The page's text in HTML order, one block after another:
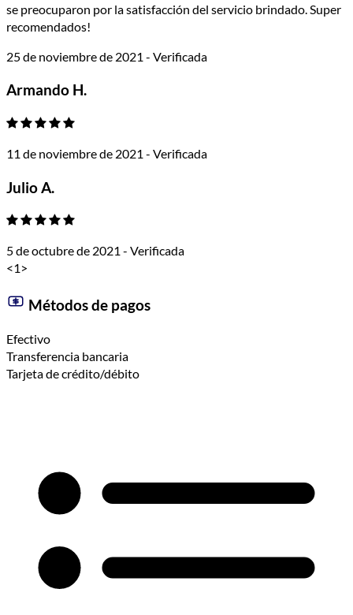
se preocuparon por la satisfacción del servicio brindado. Super
recomendados!
25 de noviembre de 2021 - Verificada
Armando H.
11 de noviembre de 2021 - Verificada
Julio A.
5 de octubre de 2021 - Verificada
<1 >
Métodos de pagos
Efectivo
Transferencia bancaria
Tarjeta de crédito/débito